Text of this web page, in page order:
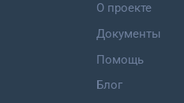
О проекте
Документы
Помощь
Блог